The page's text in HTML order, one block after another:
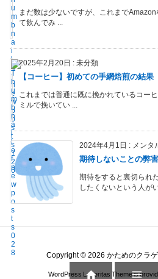
まだ数は少ないですが、これまで
て飲んでみ ...
2025年2月20日 : 未分類
【コーヒー】初めての手網焙煎の結果
これまでは普通に既に挽かれているコー
ミルで挽いてい ...
2024年4月1日 : メンタ
期待しないことの弊害
期待をすると裏切られ
したくないという人が
Copyright © 2026 かためのクラゲ
WordPress Luxeritas Theme is
 